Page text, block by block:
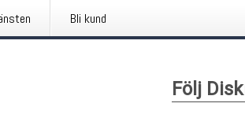
Bli kund
Följ